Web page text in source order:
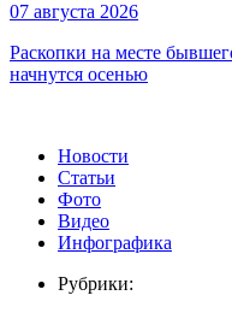
07 августа 2026
Раскопки на месте
начнутся осенью
Новости
Статьи
Фото
Видео
Инфографика
Рубрики: